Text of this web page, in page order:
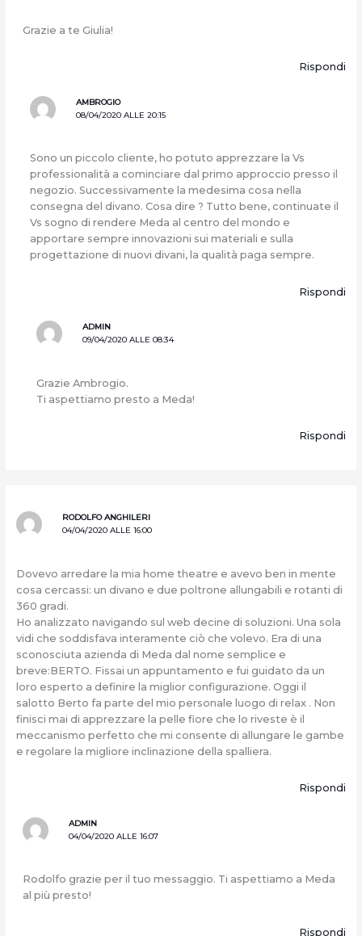
Grazie a te Giulia!
Rispondi
AMBROGIO
08/04/2020 ALLE 20:15
Sono un piccolo cliente, ho potuto apprezzare la Vs
professionalità a cominciare dal primo approccio presso il
negozio. Successivamente la medesima cosa nella
consegna del divano. Cosa dire ? Tutto bene, continuate il
Vs sogno di rendere Meda al centro del mondo e
apportare sempre innovazioni sui materiali e sulla
progettazione di nuovi divani, la qualità paga sempre.
Rispondi
ADMIN
09/04/2020 ALLE 08:34
Grazie Ambrogio.
Ti aspettiamo presto a Meda!
Rispondi
RODOLFO ANGHILERI
04/04/2020 ALLE 16:00
Dovevo arredare la mia home theatre e avevo ben in mente
cosa cercassi: un divano e due poltrone allungabili e rotanti di
360 gradi.
Ho analizzato navigando sul web decine di soluzioni. Una sola
vidi che soddisfava interamente ciò che volevo. Era di una
sconosciuta azienda di Meda dal nome semplice e
breve:BERTO. Fissai un appuntamento e fui guidato da un
loro esperto a definire la miglior configurazione. Oggi il
salotto Berto fa parte del mio personale luogo di relax . Non
finisci mai di apprezzare la pelle fiore che lo riveste è il
meccanismo perfetto che mi consente di allungare le gambe
e regolare la migliore inclinazione della spalliera.
Rispondi
ADMIN
04/04/2020 ALLE 16:07
Rodolfo grazie per il tuo messaggio. Ti aspettiamo a Meda
al più presto!
Rispondi